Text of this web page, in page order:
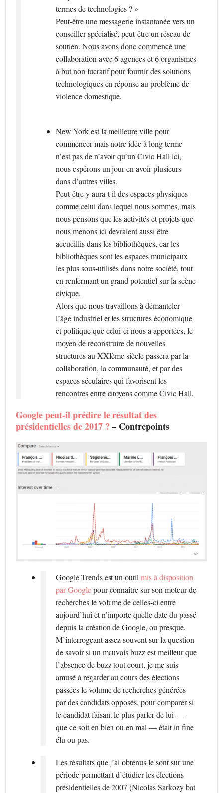
termes de technologies ? »
Peut-être une messagerie instantanée vers un
conseiller spécialisé, peut-être un réseau de
soutien. Nous avons donc commencé une
collaboration avec 6 agences et 6 organismes
à but non lucratif pour fournir des solutions
technologiques en réponse au problème de
violence domestique.
New York est la meilleure ville pour
commencer mais notre idée à long terme
n’est pas de n’avoir qu’un Civic Hall ici,
nous espérons un jour en avoir plusieurs
dans d’autres villes.
Peut-être y aura-t-il des espaces physiques
comme celui dans lequel nous sommes, mais
nous pensons que les activités et projets que
nous menons ici devraient aussi être
accueillis dans les bibliothèques, car les
bibliothèques sont les espaces municipaux
les plus sous-utilisés dans notre société, tout
en renfermant un grand potentiel sur la scène
civique.
Alors que nous travaillons à démanteler
l’âge industriel et les structures économique
et politique que celui-ci nous a apportées, le
moyen de reconstruire de nouvelles
structures au XXIème siècle passera par la
collaboration, la communauté, et par des
espaces séculaires qui favorisent les
rencontres entre citoyens comme Civic Hall.
Google peut-il prédire le résultat des
présidentielles de 2017 ? – Contrepoints
Google Trends est un outilmis à disposition
par Googlepour connaître sur son moteur de
recherches le volume de celles-ci entre
aujourd’hui et n’importe quelle date du passé
depuis la création de Google, ou presque.
M’interrogeant assez souvent sur la question
de savoir si un mauvais buzz est meilleur que
l’absence de buzz tout court, je me suis
amusé à regarder au cours des élections
passées le volume de recherches générées
par des candidats opposés, pour comparer si
le candidat faisant le plus parler de lui —
que ce soit en bien ou en mal — était in fine
élu ou pas.
Les résultats que j’ai obtenus le sont sur une
période permettant d’étudier les élections
présidentielles de 2007 (Nicolas Sarkozy bat